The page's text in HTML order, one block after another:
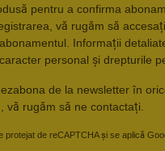
pentru a confirma
vă rugăm să
Informații
personal și drepturile
de la newsletter în
vă rugăm să ne contactați.
protejat de reCAPTCHA și se aplică